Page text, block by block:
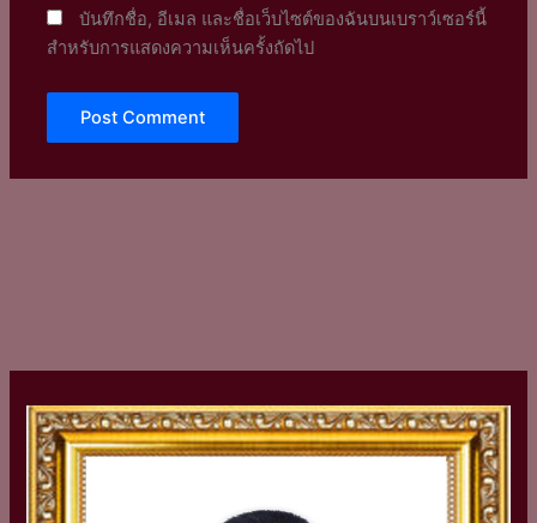
บันทึกชื่อ, อีเมล และชื่อเว็บไซต์ของฉันบนเบราว์เซอร์นี้
สำหรับการแสดงความเห็นครั้งถัดไป